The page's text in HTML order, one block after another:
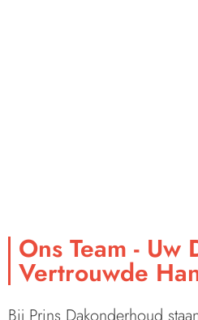
Ons Team - Uw
Vertrouwde
Bij Prins Dakonderhoud